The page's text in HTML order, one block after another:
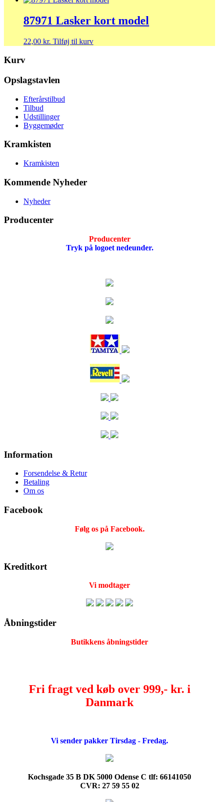
87971 Lasker kort model
22,00 kr. Tilføj til kurv
Kurv
Opslagstavlen
Efterårstilbud
Tilbud
Udstillinger
Byggemøder
Kramkisten
Kramkisten
Kommende Nyheder
Nyheder
Producenter
Producenter
Tryk på logoet nedeunder.
Information
Forsendelse & Retur
Betaling
Om os
Facebook
Følg os på Facebook.
Kreditkort
Vi modtager
Åbningstider
Butikkens åbningstider
Fri fragt ved køb over 999,- kr. i
Danmark
Vi sender pakker Tirsdag - Fredag.
Kochsgade 35 B DK 5000 Odense C tlf: 66141050
CVR: 27 59 55 02